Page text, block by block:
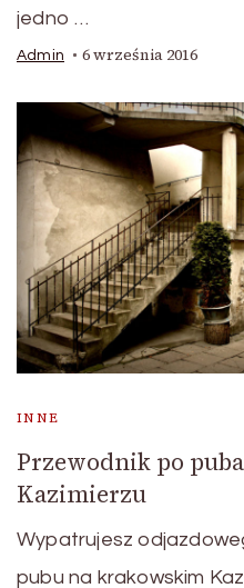
jedno …
Admin 6 września 2016
INNE
Przewodnik po
Kazimierzu
Wypatrujesz
pubu na krakowskim